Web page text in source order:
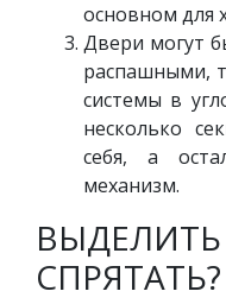
основном для
Двери могут
распашными,
системы в
несколько
себя, а
механизм.
СПРЯТАТЬ?